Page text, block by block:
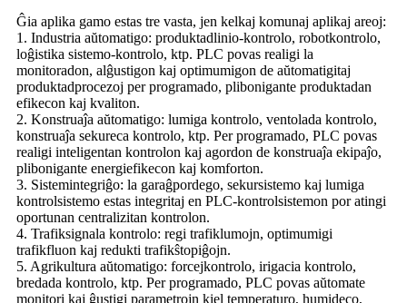
Ĝia aplika gamo estas tre vasta, jen kelkaj komunaj aplikaj areoj:
1. Industria aŭtomatigo: produktadlinio-kontrolo, robotkontrolo,
loĝistika sistemo-kontrolo, ktp. PLC povas realigi la
monitoradon, alĝustigon kaj optimumigon de aŭtomatigitaj
produktadprocezoj per programado, plibonigante produktadan
efikecon kaj kvaliton.
2. Konstruaĵa aŭtomatigo: lumiga kontrolo, ventolada kontrolo,
konstruaĵa sekureca kontrolo, ktp. Per programado, PLC povas
realigi inteligentan kontrolon kaj agordon de konstruaĵa ekipaĵo,
plibonigante energiefikecon kaj komforton.
3. Sistemintegriĝo: la garaĝpordego, sekursistemo kaj lumiga
kontrolsistemo estas integritaj en PLC-kontrolsistemon por atingi
oportunan centralizitan kontrolon.
4. Trafiksignala kontrolo: regi trafiklumojn, optimumigi
trafikfluon kaj redukti trafikŝtopiĝojn.
5. Agrikultura aŭtomatigo: forcejkontrolo, irigacia kontrolo,
bredada kontrolo, ktp. Per programado, PLC povas aŭtomate
monitori kaj ĝustigi parametrojn kiel temperaturo, humideco,